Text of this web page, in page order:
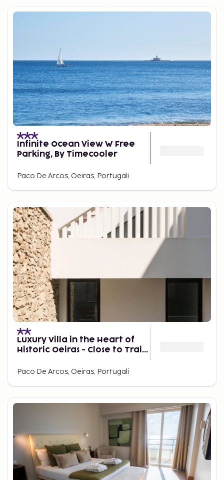
Infinite Ocean View W Free
Parking, By Timecooler
Paco De Arcos, Oeiras, Portugali
Luxury Villa in the Heart of
Historic Oeiras - Close to Train
Paco De Arcos, Oeiras, Portugali